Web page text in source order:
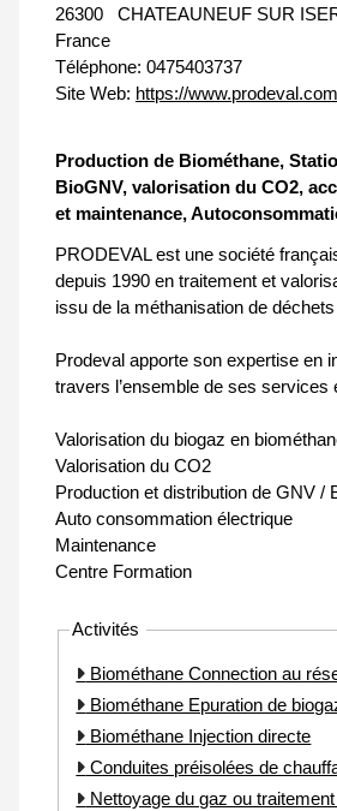
26300
CHATEAUNEUF SUR
France
Téléphone: 0475403737
Site Web: https://www.prodeval.com
Production de Biométhane,
BioGNV, valorisation du CO2,
et maintenance,
PRODEVAL est une société
depuis 1990 en traitement et
issu de la méthanisation de
Prodeval apporte son expertise en
travers l’ensemble de ses services
Valorisation du biogaz en
Valorisation du CO2
Production et distribution de GNV /
Auto consommation électrique
Maintenance
Centre Formation
Activités
Biométhane Connection au
Biométhane Epuration de
Biométhane Injection directe
Conduites préisolées de
Nettoyage du gaz ou